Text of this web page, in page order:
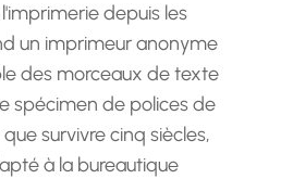
depuis les
un imprimeur anonyme
des morceaux de texte
spécimen de polices de
survivre cinq siècles,
à la bureautique